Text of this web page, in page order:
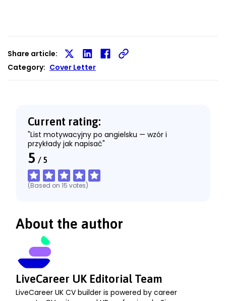
Share article:
Share
on
X
Share
on
LinkedIn
Share
Facebook
Category: Cover Letter
Current rating:
"List motywacyjny po angielsku — wzór i
przykłady jak napisać"
5 / 5
(Based on 15 votes)
About the author
LiveCareer UK Editorial Team
LiveCareer UK CV builder is powered by career